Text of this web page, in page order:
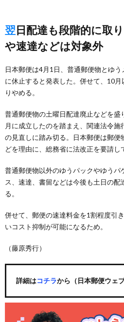
翌日配達も段階的に取りやめ、ゆうパック
や速達などは対象外
日本郵便は4月1日、普通郵便物とゆ
に休止すると発表した。併せて、10
りやめる。
普通郵便物の土曜日配達廃止などを盛
月に成立したのを踏まえ、関連法令
の見直しに踏み切る。日本郵便は郵便
どを理由に、総務省に法改正を要請し
普通郵便物以外のゆうパックやゆうパ
ス、速達、書留などは今後も土日の
る。
併せて、郵便の速達料金を1割程度引
いコスト抑制が可能になるため。
（藤原秀行）
詳細はコチラから（日本郵便ウェ